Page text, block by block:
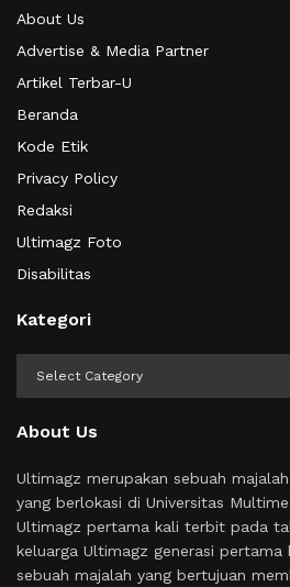
About Us
Advertise & Media Partner
Artikel Terbar-U
Beranda
Kode Etik
Privacy Policy
Redaksi
Ultimagz Foto
Disabilitas
Kategori
About Us
Ultimagz merupakan sebuah
yang berlokasi di Universitas
Ultimagz pertama kali terbit pada
keluarga Ultimagz generasi pertama
sebuah majalah yang bertujuan